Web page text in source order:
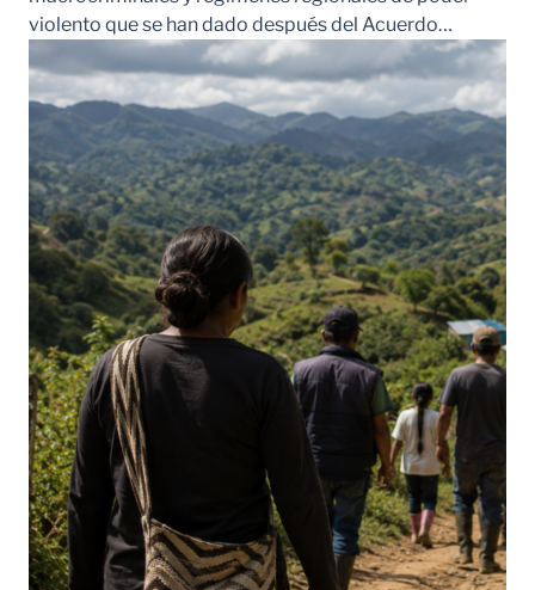
violento que se han dado después del Acuerdo…